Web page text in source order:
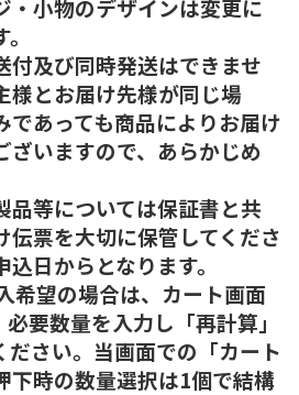
小物のデザインは変更に
及び同時発送はできませ
様とお届け先様が同じ場
であっても商品によりお届け
ざいますので、あらかじめ
等については保証書と共
伝票を大切に保管してくださ
日からとなります。
希望の場合は、カート画面
要数量を入力し「再計算」
ださい。当画面での「カート
下時の数量選択は1個で結構